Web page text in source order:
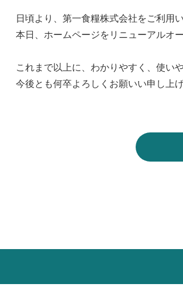
日頃より、第一食糧株式会社をご利用
本日、ホームページをリニューアルオ
これまで以上に、わかりやすく、使い
今後とも何卒よろしくお願いい申し上げ